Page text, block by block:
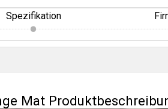
Spezifikation
Mat